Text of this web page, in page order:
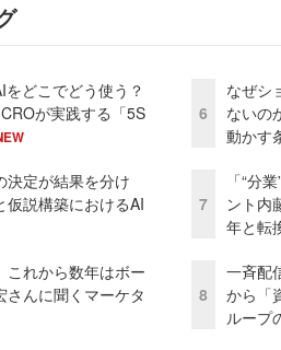
どこでどう使う？
が実践する「5S
決定が結果を分け
仮説構築におけるAI
これから数年はボー
んに聞くマーケタ
6
なぜシ
ないの
動かす
7
「“分
ント内
年と転
8
一斉配
から「
ループ